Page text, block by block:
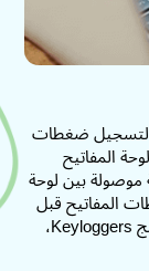
لتسجيل ضغطات
المفاتيح
موصولة بين لوحة
المفاتيح قبل
أن تصل إلى نظام التشغيل. ولكن، على عكس برامج Keyloggers،